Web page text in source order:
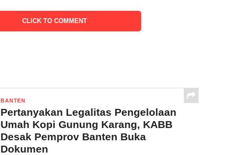
CLICK TO COMMENT
BANTEN
Pertanyakan Legalitas Pengelolaan
Umah Kopi Gunung Karang, KABB
Desak Pemprov Banten Buka
Dokumen